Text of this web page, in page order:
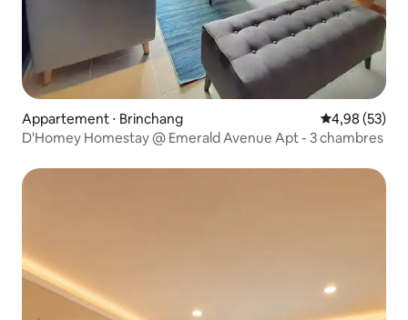
Appartement ⋅ Brinchang Évaluation
4,98 (53)
D'Homey Homestay @ Emerald Avenue Apt - 3 chambres